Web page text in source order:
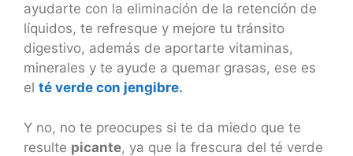
ayudarte con la eliminación de la retención de
líquidos, te refresque y mejore tu tránsito
digestivo, además de aportarte vitaminas,
minerales y te ayude a quemar grasas, ese es
el té verde con jengibre.
Y no, no te preocupes si te da miedo que te
resulte picante, ya que la frescura del té verde